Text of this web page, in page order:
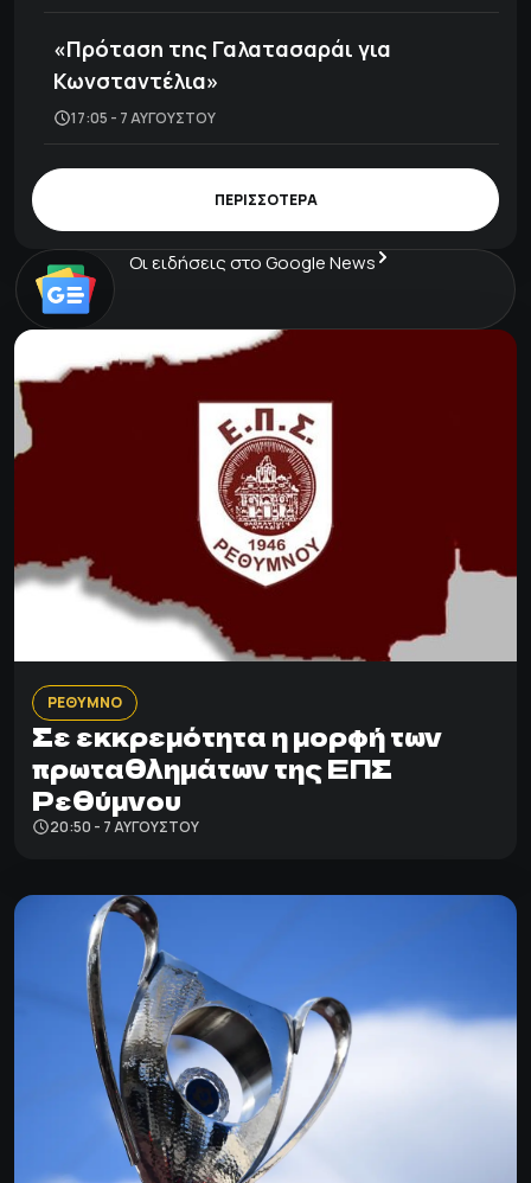
«Πρόταση της Γαλατασαράι για
Κωνσταντέλια»
17:05 - 7 ΑΥΓΟΎΣΤΟΥ
ΠΕΡΙΣΣΟΤΕΡΑ
Οι ειδήσεις στο Google News
ΡΕΘΥΜΝΟ
Σε εκκρεμότητα η μορφή των
πρωταθλημάτων της ΕΠΣ
Ρεθύμνου
20:50 - 7 ΑΥΓΟΎΣΤΟΥ